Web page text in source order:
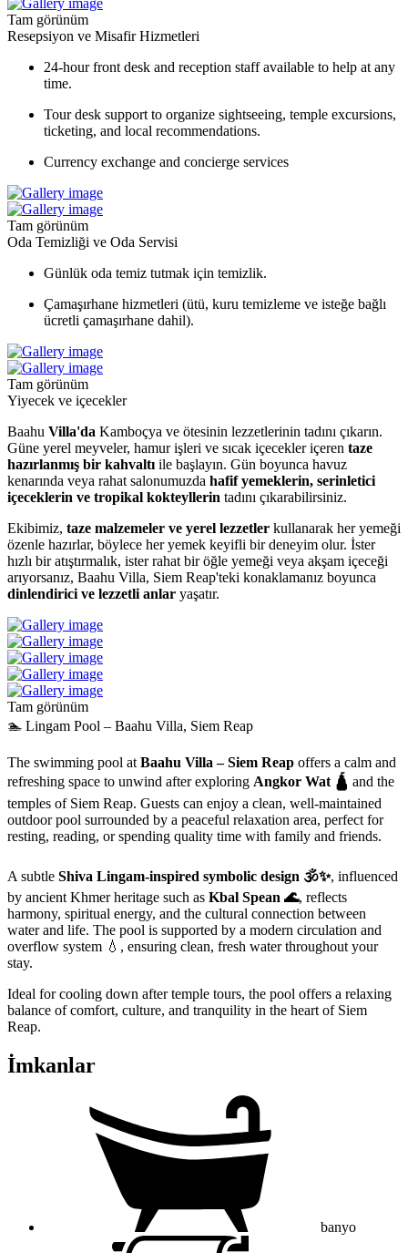
Tam görünüm
Resepsiyon ve Misafir Hizmetleri
24-hour front desk and reception staff available to help at any
time.
Tour desk support to organize sightseeing, temple excursions,
ticketing, and local recommendations.
Currency exchange and concierge services
Tam görünüm
Oda Temizliği ve Oda Servisi
Günlük oda temiz tutmak için temizlik.
Çamaşırhane hizmetleri (ütü, kuru temizleme ve isteğe bağlı
ücretli çamaşırhane dahil).
Tam görünüm
Yiyecek ve içecekler
Baahu Villa'da Kamboçya ve ötesinin lezzetlerinin tadını çıkarın.
Güne yerel meyveler, hamur işleri ve sıcak içecekler içeren taze
hazırlanmış bir kahvaltı ile başlayın. Gün boyunca havuz
kenarında veya rahat salonumuzda hafif yemeklerin, serinletici
içeceklerin ve tropikal kokteyllerin tadını çıkarabilirsiniz.
Ekibimiz, taze malzemeler ve yerel lezzetler kullanarak her yemeği
özenle hazırlar, böylece her yemek keyifli bir deneyim olur. İster
hızlı bir atıştırmalık, ister rahat bir öğle yemeği veya akşam içeceği
arıyorsanız, Baahu Villa, Siem Reap'teki konaklamanız boyunca
dinlendirici ve lezzetli anlar yaşatır.
Tam görünüm
🏊 Lingam Pool – Baahu Villa, Siem Reap
The swimming pool at Baahu Villa – Siem Reap offers a calm and
refreshing space to unwind after exploring Angkor Wat 🛕 and the
temples of Siem Reap. Guests can enjoy a clean, well-maintained
outdoor pool surrounded by a peaceful relaxation area, perfect for
resting, reading, or spending quality time with family and friends.
A subtle Shiva Lingam-inspired symbolic design 🕉️✨, influenced
by ancient Khmer heritage such as Kbal Spean 🌊, reflects
harmony, spiritual energy, and the cultural connection between
water and life. The pool is supported by a modern circulation and
overflow system 💧, ensuring clean, fresh water throughout your
stay.
Ideal for cooling down after temple tours, the pool offers a relaxing
balance of comfort, culture, and tranquility in the heart of Siem
Reap.
İmkanlar
banyo